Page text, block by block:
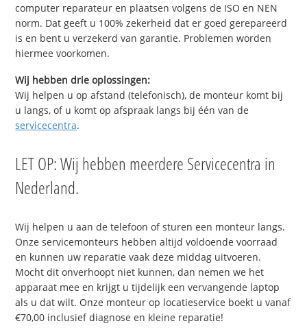
computer reparateur en plaatsen volgens de ISO en NEN
norm. Dat geeft u 100% zekerheid dat er goed gerepareerd
is en bent u verzekerd van garantie. Problemen worden
hiermee voorkomen.
Wij hebben drie oplossingen:
Wij helpen u op afstand (telefonisch), de monteur komt bij
u langs, of u komt op afspraak langs bij één van de
servicecentra.
LET OP: Wij hebben meerdere Servicecentra in
Nederland.
Wij helpen u aan de telefoon of sturen een monteur langs.
Onze servicemonteurs hebben altijd voldoende voorraad
en kunnen uw reparatie vaak deze middag uitvoeren.
Mocht dit onverhoopt niet kunnen, dan nemen we het
apparaat mee en krijgt u tijdelijk een vervangende laptop
als u dat wilt. Onze monteur op locatieservice boekt u vanaf
€70,00 inclusief diagnose en kleine reparatie!